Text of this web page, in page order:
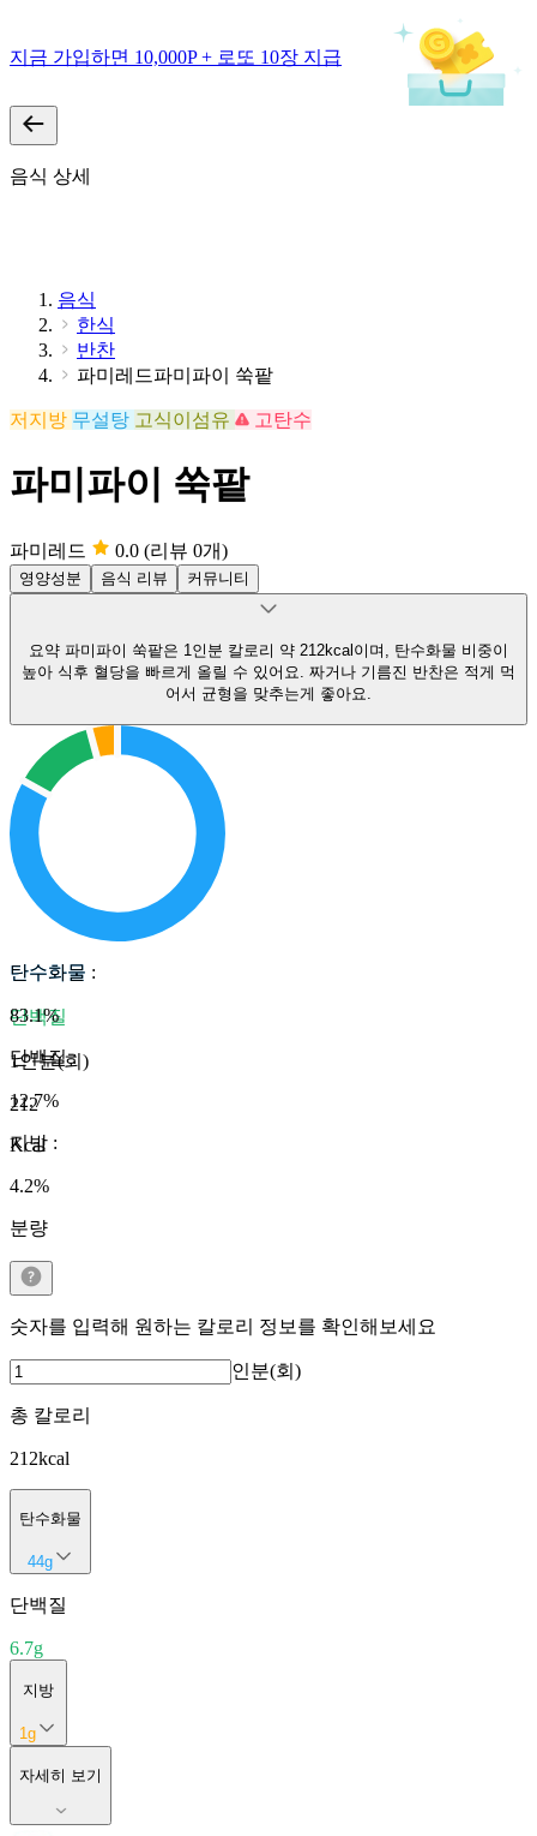
지금 가입하면 10,000P + 로또 10장 지급
음식 상세
음식
한식
반찬
파미레드파미파이 쑥팥
저지방 무설탕 고식이섬유 고탄수
파미파이 쑥팥
파미레드 0.0 (리뷰 0개)
영양성분 음식 리뷰 커뮤니티
요약 파미파이 쑥팥은 1인분 칼로리 약 212kcal이며, 탄수화물 비중이
높아 식후 혈당을 빠르게 올릴 수 있어요. 짜거나 기름진 반찬은 적게 먹
어서 균형을 맞추는게 좋아요.
탄수화물
단백질
1인분(회)
212
Kcal
탄수화물 :
83.1%
단백질:
12.7%
지방 :
4.2%
분량
숫자를 입력해 원하는 칼로리 정보를 확인해보세요
인분(회)
총 칼로리
212kcal
탄수화물
44g
단백질
6.7g
지방
1 g
자세히 보기